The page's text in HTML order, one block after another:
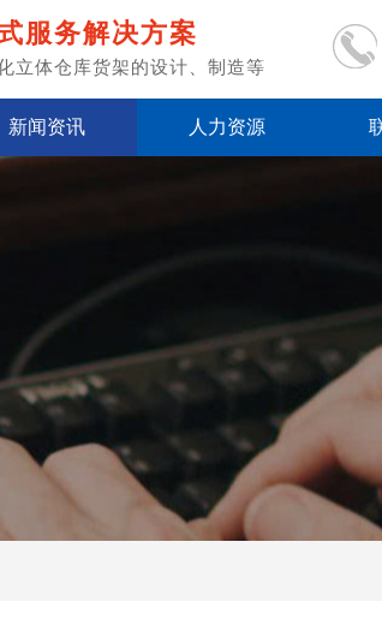
立体仓库货架的设计、制造等
服务解决方案
新闻资讯 人力资源